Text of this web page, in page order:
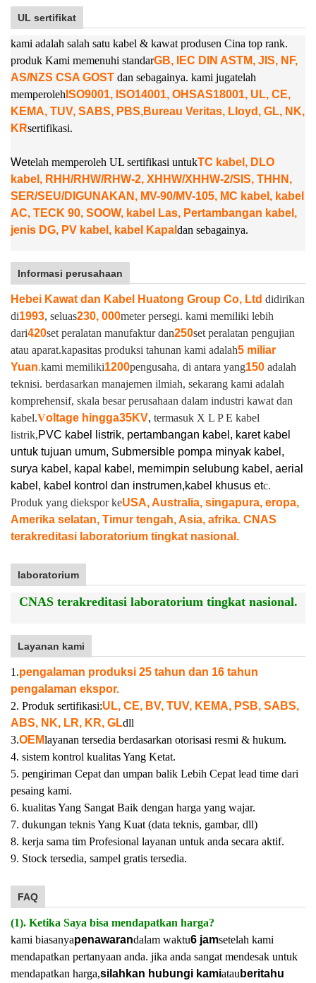
UL sertifikat
kami adalah salah satu kabel & kawat produsen Cina top rank.
produk Kami memenuhi standarGB, IEC DIN ASTM, JIS, NF,
AS/NZS CSA GOST dan sebagainya. kami jugatelah
memperoleh ISO9001, ISO14001, OHSAS18001, UL, CE,
KEMA, TUV, SABS, PBS,Bureau Veritas, Lloyd, GL, NK,
KRsertifikasi.
Wetelah memperoleh UL sertifikasi untukTC kabel, DLO
kabel, RHH/RHW/RHW-2, XHHW/XHHW-2/SIS, THHN,
SER/SEU/DIGUNAKAN, MV-90/MV-105, MC kabel, kabel
AC, TECK 90, SOOW, kabel Las, Pertambangan kabel,
jenis DG, PV kabel, kabel Kapal dan sebagainya.
Informasi perusahaan
Hebei Kawat dan Kabel Huatong Group Co, Ltd didirikan
di1993, seluas230, 000meter persegi. kami memiliki lebih
dari420set peralatan manufaktur dan250set peralatan pengujian
atau aparat.kapasitas produksi tahunan kami adalah5 miliar
Yuan.kami memiliki1200pengusaha, di antara yang150 adalah
teknisi. berdasarkan manajemen ilmiah, sekarang kami adalah
komprehensif, skala besar perusahaan dalam industri kawat dan
kabel.Voltage hingga35KV, termasuk X L P E kabel
listrik,PVC kabel listrik, pertambangan kabel, karet kabel
untuk tujuan umum, Submersible pompa minyak kabel,
surya kabel, kapal kabel, memimpin selubung kabel, aerial
kabel, kabel kontrol dan instrumen,kabel khusus etc.
Produk yang diekspor keUSA, Australia, singapura, eropa,
Amerika selatan, Timur tengah, Asia, afrika. CNAS
terakreditasi laboratorium tingkat nasional.
laboratorium
CNAS terakreditasi laboratorium tingkat nasional.
Layanan kami
1.pengalaman produksi 25 tahun dan 16 tahun
pengalaman ekspor.
2. Produk sertifikasi:UL, CE, BV, TUV, KEMA, PSB, SABS,
ABS, NK, LR, KR, GLdll
3.OEMlayanan tersedia berdasarkan otorisasi resmi & hukum.
4. sistem kontrol kualitas Yang Ketat.
5. pengiriman Cepat dan umpan balik Lebih Cepat lead time dari
pesaing kami.
6. kualitas Yang Sangat Baik dengan harga yang wajar.
7. dukungan teknis Yang Kuat (data teknis, gambar, dll)
8. kerja sama tim Profesional layanan untuk anda secara aktif.
9. Stock tersedia, sampel gratis tersedia.
FAQ
(1). Ketika Saya bisa mendapatkan harga?
kami biasanyapenawarandalam waktu6 jamsetelah kami
mendapatkan pertanyaan anda. jika anda sangat mendesak untuk
mendapatkan harga,silahkan hubungi kamiatau beritahu